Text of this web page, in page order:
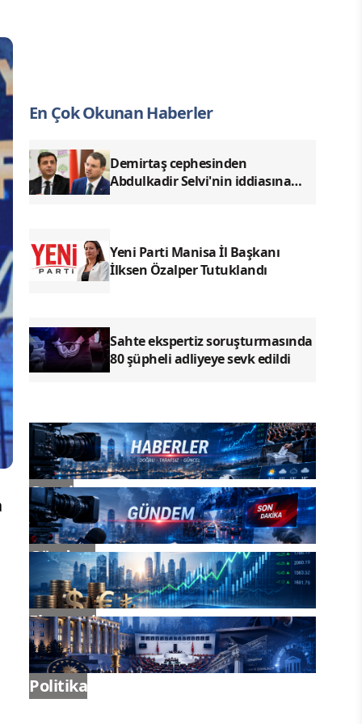
En Çok Okunan Haberler
Demirtaş cephesinden
Abdulkadir Selvi'nin iddiasına
Yeni Parti Manisa İl Başkanı
İlksen Özalper Tutuklandı
Sahte ekspertiz soruşturmasında
80 şüpheli adliyeye sevk edildi
Genel
Gündem
Ekonomi
Politika